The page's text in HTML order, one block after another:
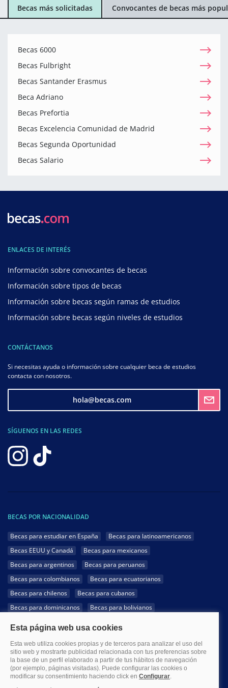
Becas más solicitadas Convocantes de becas más
Becas 6000
Becas Fulbright
Becas Santander Erasmus
Beca Adriano
Becas Prefortia
Becas Excelencia Comunidad de Madrid
Becas Segunda Oportunidad
Becas Salario
ENLACES DE INTERÉS
Información sobre convocantes de becas
Información sobre tipos de becas
Información sobre becas según ramas de estudios
Información sobre becas según niveles de estudios
CONTÁCTANOS
Si necesitas ayuda o información sobre cualquier beca de estudios
contacta con nosotros.
hola@becas.com
SÍGUENOS EN LAS REDES
BECAS POR NACIONALIDAD
Becas para estudiar en España
Becas para latinoamericanos
Becas EEUU y Canadá
Becas para mexicanos
Becas para argentinos
Becas para peruanos
Becas para colombianos
Becas para ecuatorianos
Becas para chilenos
Becas para cubanos
Becas para dominicanos
Becas para bolivianos
Becas para hondureños
Becas para paraguayos
Becas para uruguayos
Becas para salvadoreños